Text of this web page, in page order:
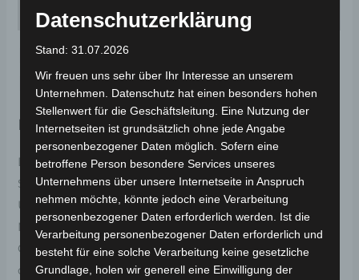
Rezensionen (0)
Entdecken Sie den Volta VS1
Elektroroller
Ihre neue Freiheit auf zwei Rädern
Der Volta VS1 Elektroroller verkörpert die perfekte
Symbiose aus Kraft, Effizienz und
Umweltbewusstsein. Mit seinem kraftvollen 1,5 kW
Motor und einer Homologation für
Geschwindigkeiten bis zu45 km/hbietet er eine
dynamische und flüssige Fahrt für all Ihre städtischen
Datenschutzerklärung
Stand: 31.07.2026
Wir freuen uns sehr über Ihr Interesse an unserem
Unternehmen. Datenschutz hat einen besonders hohen
Stellenwert für die Geschäftsleitung. Eine Nutzung der
Internetseiten ist grundsätzlich ohne jede Angabe
personenbezogener Daten möglich. Sofern eine
betroffene Person besondere Services unseres
Unternehmens über unsere Internetseite in Anspruch
nehmen möchte, könnte jedoch eine Verarbeitung
personenbezogener Daten erforderlich werden. Ist die
Verarbeitung personenbezogener Daten erforderlich und
besteht für eine solche Verarbeitung keine gesetzliche
Grundlage, holen wir generell eine Einwilligung der